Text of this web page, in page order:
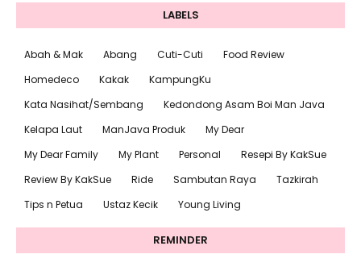
LABELS
Abah & Mak Abang Cuti-Cuti
Food Review
Homedeco
Kakak
KampungKu
Kata Nasihat/Sembang
Kedondong Asam Boi Man Java
Kelapa Laut
ManJava Produk
My Dear
My Dear Family
My Plant Personal
Resepi By KakSue
Review By KakSue
Ride Sambutan Raya
Tazkirah
Tips n Petua
Ustaz Kecik Young Living
REMINDER